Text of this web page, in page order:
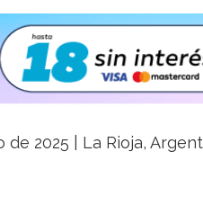
de 2025 | La Rioja,